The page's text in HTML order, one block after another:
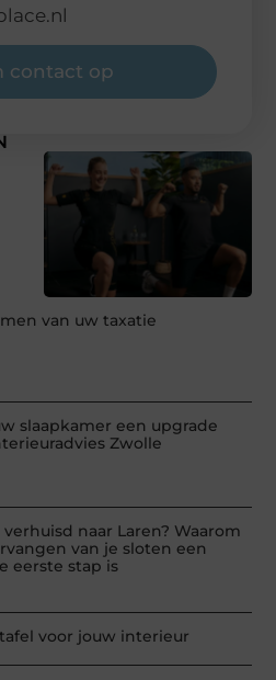
van uw taxatie
slaapkamer een upgrade
Zwolle
naar Laren? Waarom
van je sloten een
eerste stap is
voor jouw interieur
contact op